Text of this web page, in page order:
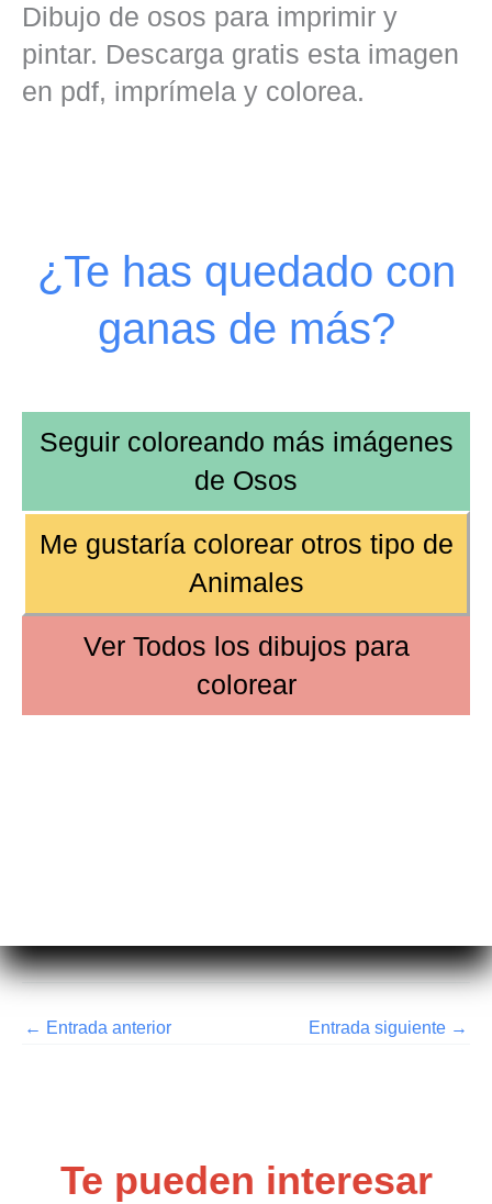
Dibujo de osos para imprimir y
pintar. Descarga gratis esta imagen
en pdf, imprímela y colorea.
¿Te has quedado con
ganas de más?
Seguir coloreando más imágenes
de Osos
Me gustaría colorear otros tipo de
Animales
Ver Todos los dibujos para
colorear
← Entrada anterior Entrada siguiente →
Te pueden interesar